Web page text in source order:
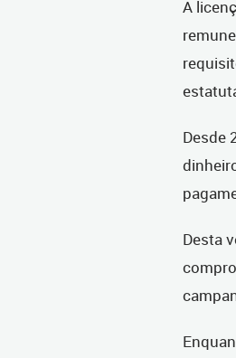
A
Desde
Desta